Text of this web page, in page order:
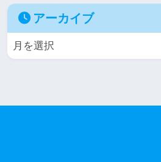
アーカイブ